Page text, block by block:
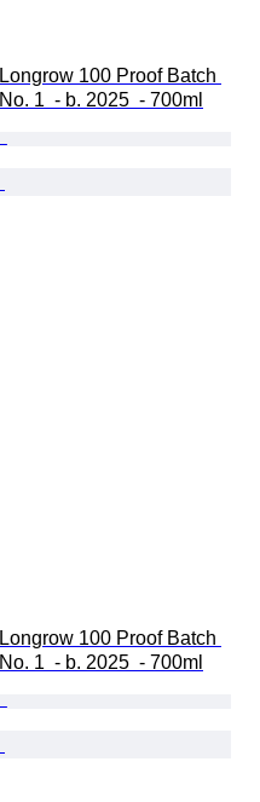
Longrow 100 Proof Batch
No. 1  - b. 2025  - 700ml
Longrow 100 Proof Batch
No. 1  - b. 2025  - 700ml